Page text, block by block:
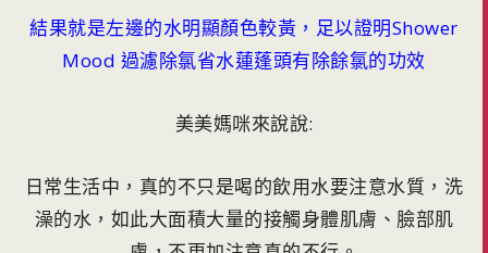
結果就是左邊的水明顯顏色較黃，足以證明Shower
Mood 過濾除氯省水蓮蓬頭有除餘氯的功效
美美媽咪來說說:
日常生活中，真的不只是喝的飲用水要注意水質，洗
澡的水，如此大面積大量的接觸身體肌膚、臉部肌